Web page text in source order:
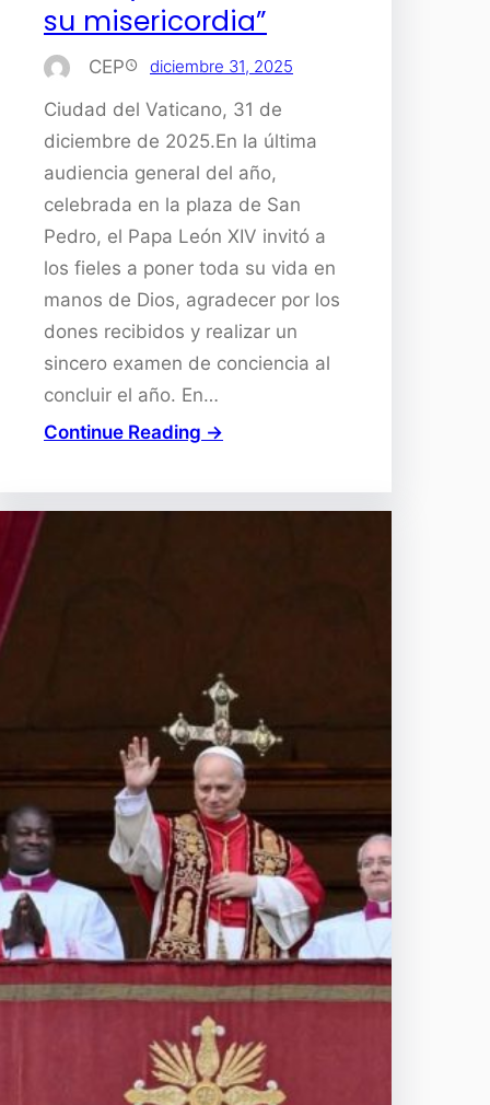
su misericordia”
CEP diciembre 31, 2025
Ciudad del Vaticano, 31 de
diciembre de 2025.En la última
audiencia general del año,
celebrada en la plaza de San
Pedro, el Papa León XIV invitó a
los fieles a poner toda su vida en
manos de Dios, agradecer por los
dones recibidos y realizar un
sincero examen de conciencia al
concluir el año. En…
Continue Reading →